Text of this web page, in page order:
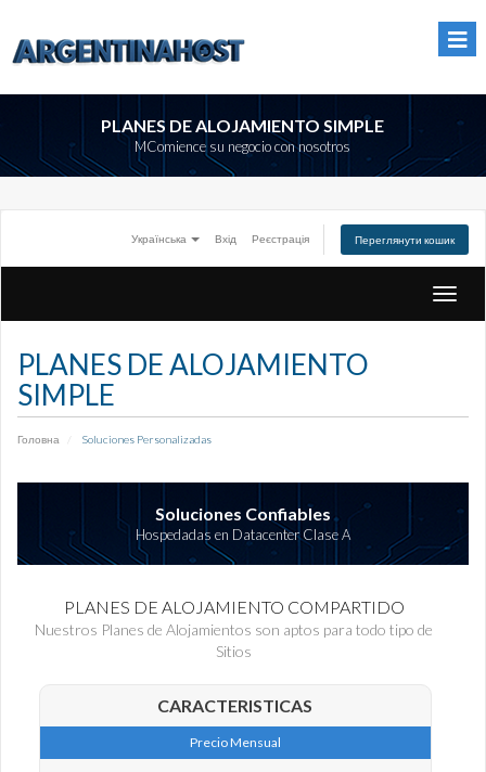
PLANES DE ALOJAMIENTO SIMPLE
MComience su negocio con nosotros
Українська Вхід Реєстрація Переглянути кошик
Toggle
PLANES DE ALOJAMIENTO
SIMPLE
Головна Soluciones Personalizadas
Soluciones Confiables
Hospedadas en Datacenter Clase A
PLANES DE ALOJAMIENTO COMPARTIDO
Nuestros Planes de Alojamientos son aptos para todo tipo de
Sitios
CARACTERISTICAS
Precio Mensual